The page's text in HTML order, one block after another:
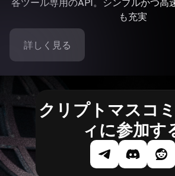
各ツール専用のAPI。シンプルかつ高
も充実
詳しく見る
クリプトマスコ
ィに参加す